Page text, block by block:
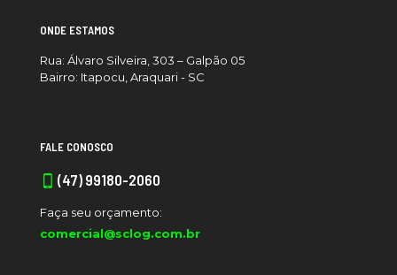
ONDE ESTAMOS
Rua: Álvaro Silveira, 303 – Galpão 05
Bairro: Itapocu, Araquari - SC
FALE CONOSCO
(47) 99180-2060
Faça seu orçamento:
comercial@sclog.com.br